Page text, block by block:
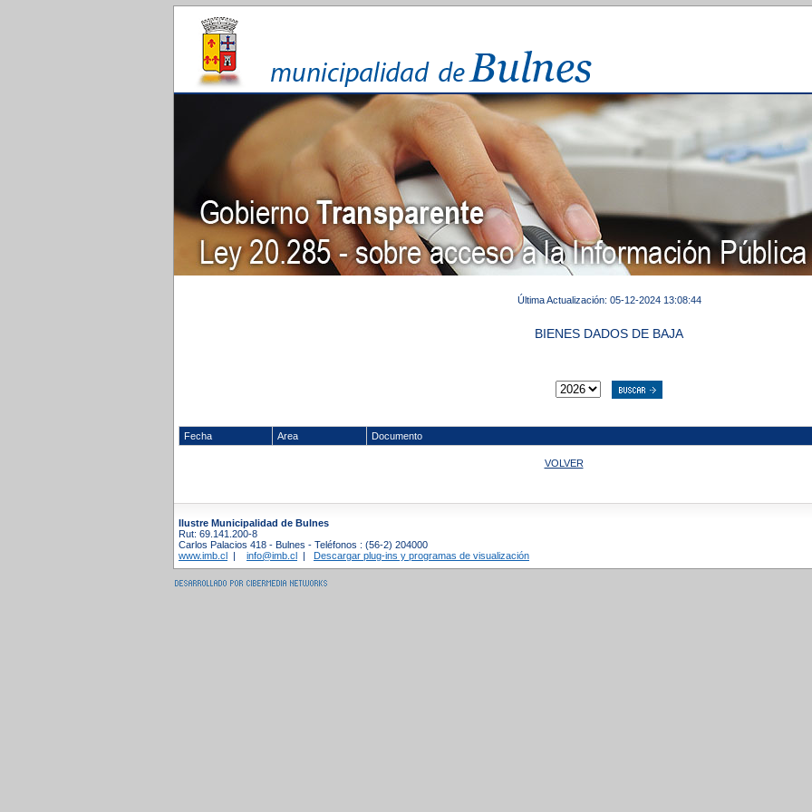
Última Actualización: 05-12-2024 13:08:44
BIENES DADOS DE BAJA
Fecha Area Documento
VOLVER
Ilustre Municipalidad de Bulnes
Rut: 69.141.200-8
Carlos Palacios 418 - Bulnes - Teléfonos : (56-2) 204000
www.imb.cl | info@imb.cl | Descargar plug-ins y programas de visualización